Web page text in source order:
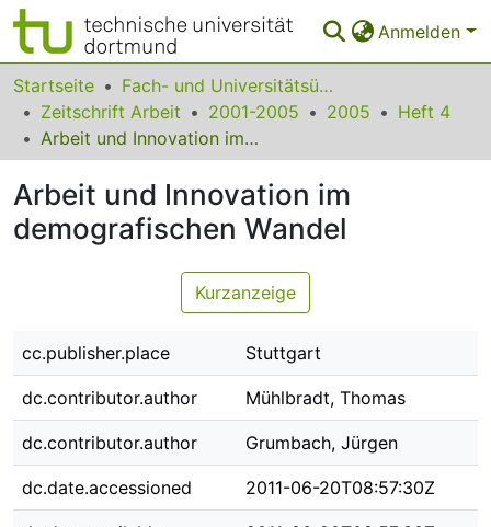
Anmelden
Bereiche & Sammlungen
Das gesamte Repositorium
FAQ
Zurück zur Startseite
Startseite
Fach- und Universitätsübergreifendes
Zeitschrift Arbeit
2001-2005 2005
Heft 4
Arbeit und Innovation im demografischen Wandel
Arbeit und Innovation im
demografischen Wandel
Kurzanzeige
cc.publisher.place Stuttgart
dc.contributor.author Mühlbradt, Thomas
dc.contributor.author Grumbach, Jürgen
dc.date.accessioned 2011-06-20T08:57:30Z